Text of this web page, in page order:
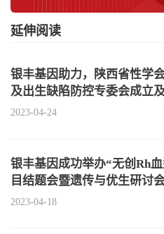
延伸阅读
银丰基因助力，陕西省性学
及出生缺陷防控专委会成立
交流会
2023-04-24
银丰基因成功举办“无创Rh
目结题会暨遗传与优生研讨
2023-04-18